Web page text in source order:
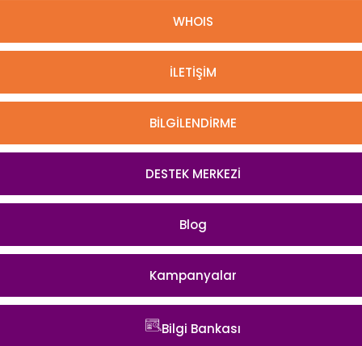
WHOIS
İLETİŞİM
BİLGİLENDİRME
DESTEK MERKEZİ
Blog
Kampanyalar
Bilgi Bankası